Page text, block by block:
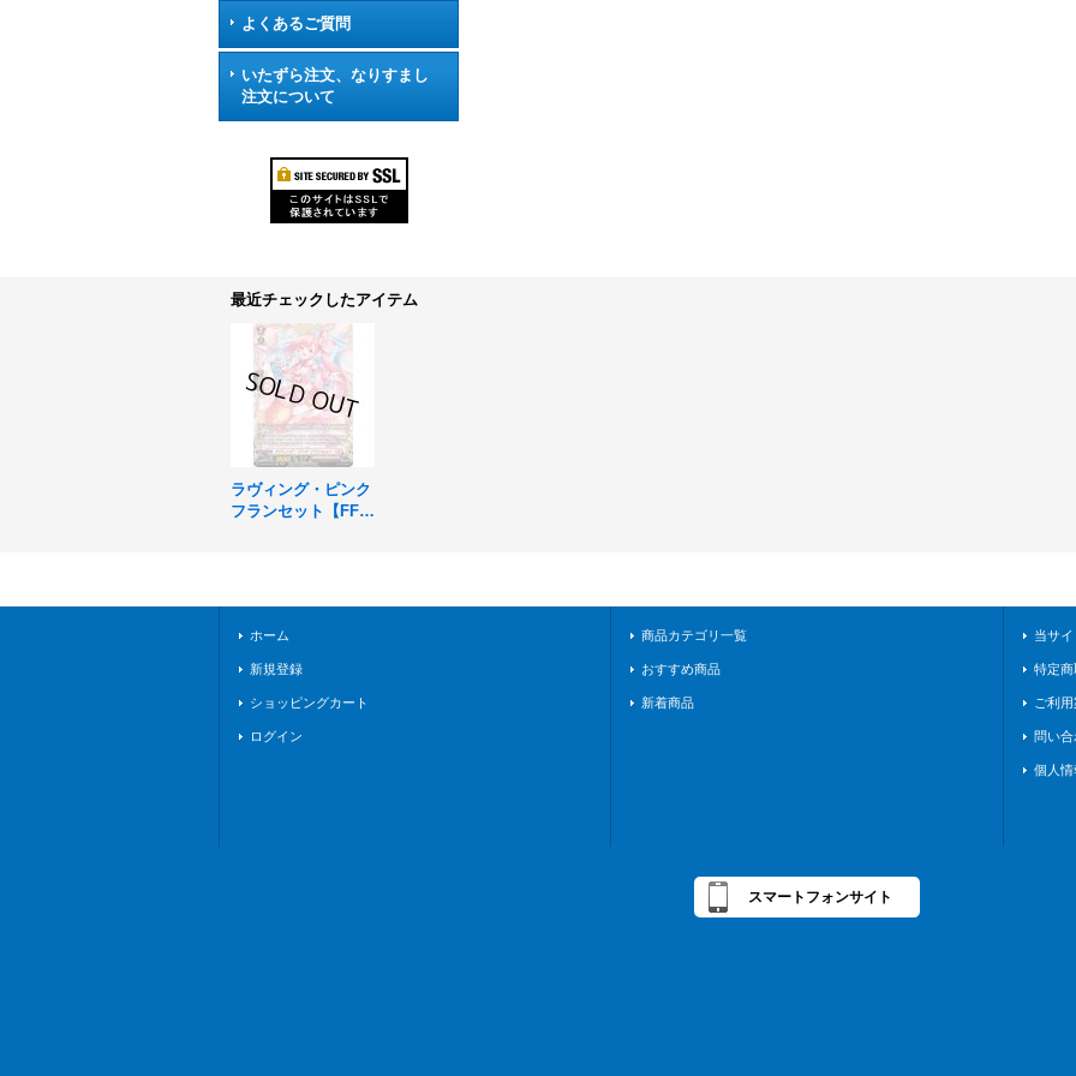
よくあるご質問
いたずら注文、なりすまし
注文について
最近チェックしたアイテム
ラヴィング・ピンク
フランセット【FF
ホーム
新規登録
ショッピングカート
ログイン
商品カテゴリ一覧
おすすめ商品
新着商品
当サ
特定
ご利
問い合
個人
スマートフォンサイト